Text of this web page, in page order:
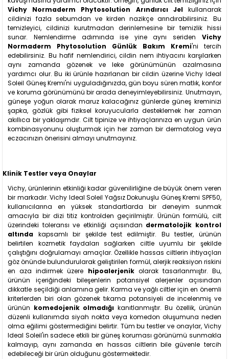
Vichy Normaderm Phytosolution Arındırıcı Jelkullanarak
cildinizi fazla sebumdan ve kirden nazikçe arındırabilirsiniz. Bu
temizleyici, cildinizi kurutmadan derinlemesine bir temizlik hissi
sunar. Nemlendirme adımında ise yine aynı seriden Vichy
Normaderm Phytosolution Günlük Bakım Kremi'ni tercih
edebilirsiniz. Bu hafif nemlendirici, cildin nem ihtiyacını karşılarken
aynı zamanda gözenek ve leke görünümünün azalmasına
yardımcı olur. Bu iki ürünle hazırlanan bir cildin üzerine Vichy Ideal
Soleil Güneş Kremi'ni uyguladığınızda, gün boyu süren matlık, konfor
ve koruma görünümünü bir arada deneyimleyebilirsiniz. Unutmayın,
güneşe yoğun olarak maruz kalacağınız günlerde güneş kreminizi
şapka, gözlük gibi fiziksel koruyucularla desteklemek her zaman
akıllıca bir yaklaşımdır. Cilt tipinize ve ihtiyaçlarınıza en uygun ürün
kombinasyonunu oluşturmak için her zaman bir dermatolog veya
eczacınızın önerisini almayı unutmayınız.
Klinik Testler veya Onaylar
Vichy, ürünlerinin etkinliği kadar güvenilirliğine de büyük önem veren
bir markadır. Vichy Ideal Soleil Yağsız Dokunuşlu Güneş Kremi SPF50,
kullanıcılarına en yüksek standartlarda bir deneyim sunmak
amacıyla bir dizi titiz kontrolden geçirilmiştir. Ürünün formülü, cilt
üzerindeki toleransı ve etkinliği açısından dermatolojik kontrol
altında kapsamlı bir şekilde test edilmiştir. Bu testler, ürünün
belirtilen kozmetik faydaları sağlarken ciltle uyumlu bir şekilde
çalıştığını doğrulamayı amaçlar. Özellikle hassas ciltlerin ihtiyaçları
göz önünde bulundurularak geliştirilen formül, alerjik reaksiyon riskini
en aza indirmek üzere hipoalerjenikolarak tasarlanmıştır. Bu,
ürünün içeriğindeki bileşenlerin potansiyel alerjenler açısından
dikkatle seçildiği anlamına gelir. Karma ve yağlı ciltler için en önemli
kriterlerden biri olan gözenek tıkama potansiyeli de incelenmiş ve
ürünün komedojenik olmadığı kanıtlanmıştır. Bu özellik, ürünün
düzenli kullanımda siyah nokta veya komedon oluşumuna neden
olma eğilimi göstermediğini belirtir. Tüm bu testler ve onaylar, Vichy
Ideal Soleil'in sadece etkili bir güneş koruması görünümü sunmakla
kalmayıp, aynı zamanda en hassas ciltlerin bile güvenle tercih
edebileceği bir ürün olduğunu göstermektedir.